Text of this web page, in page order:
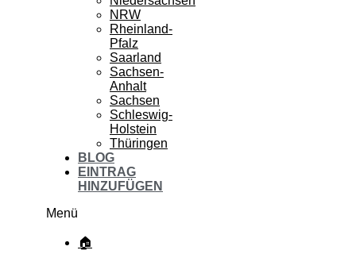
NRW
Rheinland-
Pfalz
Saarland
Sachsen-
Anhalt
Sachsen
Schleswig-
Holstein
Thüringen
BLOG
EINTRAG
HINZUFÜGEN
Menü
🏠